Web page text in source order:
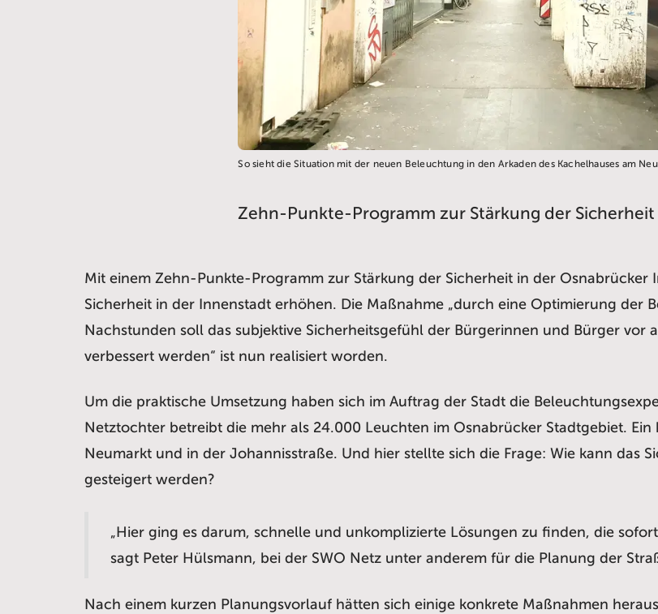
So sieht die Situation mit der neuen Beleuchtung in den Arkaden des Kachelhauses am
Zehn-Punkte-Programm zur Stärkung der Sicherheit
Mit einem Zehn-Punkte-Programm zur Stärkung der Sicherheit in der Osnabrücker
Sicherheit in der Innenstadt erhöhen. Die Maßnahme „durch eine Optimierung der
Nachstunden soll das subjektive Sicherheitsgefühl der Bürgerinnen und Bürger vor
verbessert werden“ ist nun realisiert worden.
Um die praktische Umsetzung haben sich im Auftrag der Stadt die
Netztochter betreibt die mehr als 24.000 Leuchten im Osnabrücker Stadtgebiet.
Neumarkt und in der Johannisstraße. Und hier stellte sich die Frage: Wie kann das
gesteigert werden?
„Hier ging es darum, schnelle und unkomplizierte Lösungen zu finden, die
sagt Peter Hülsmann, bei der SWO Netz unter anderem für die Planung der
Nach einem kurzen Planungsvorlauf hätten sich einige konkrete Maßnahmen